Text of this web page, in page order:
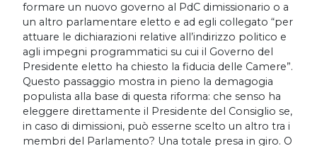
formare un nuovo governo al PdC dimissionario o a
un altro parlamentare eletto e ad egli collegato “per
attuare le dichiarazioni relative all’indirizzo politico e
agli impegni programmatici su cui il Governo del
Presidente eletto ha chiesto la fiducia delle Camere”.
Questo passaggio mostra in pieno la demagogia
populista alla base di questa riforma: che senso ha
eleggere direttamente il Presidente del Consiglio se,
in caso di dimissioni, può esserne scelto un altro tra i
membri del Parlamento? Una totale presa in giro. O